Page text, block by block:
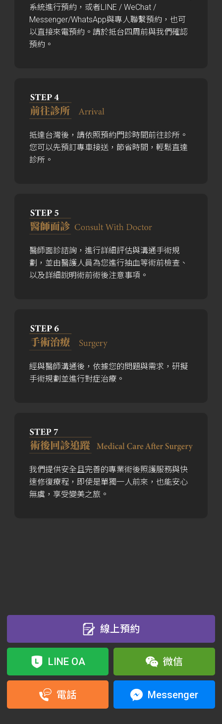
系統進行預約，或者LINE / WeChat /
Messenger/WhatsApp與專人聯繫預約，也可
以直接來電預約。請於抵台四周前與我們確認
預約。
抵達台灣後，請依照預約門診時間前往診所。
您可以先預訂專車接送，節省時間，輕鬆直達
診所。
醫師面診諮詢，進行詳細評估與溝通手術規
劃，並由醫護人員為您進行抽血等術前檢查、
以及詳細說明術前術後注意事項。
經與醫師溝通後，依據您的問題與需求，研擬
手術規劃並進行對症治療。
我們提供安全且完善的專業術後照護服務與快
速修復療程，即使是單獨一人前來，也能安心
無虞，享受變美之旅。
線上預約
LINE OA 微信
電話 Messenger